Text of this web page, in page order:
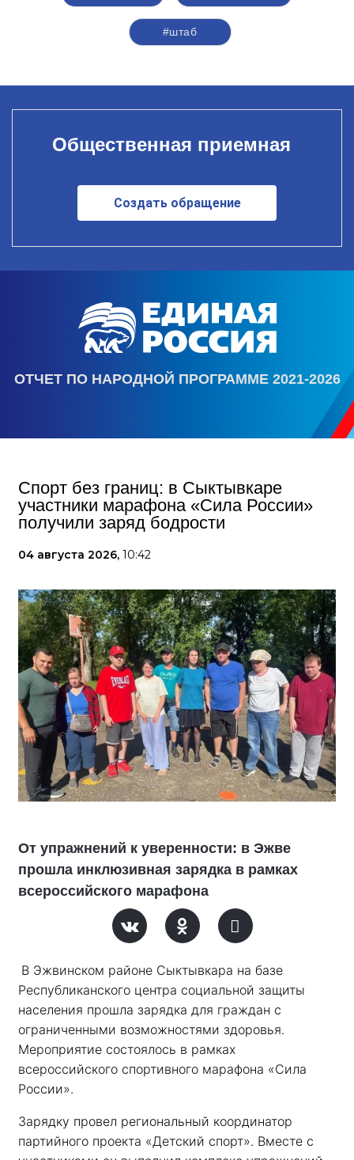
#штаб
Общественная приемная
Создать обращение
ОТЧЕТ ПО НАРОДНОЙ ПРОГРАММЕ 2021-2026
Спорт без границ: в Сыктывкаре
участники марафона «Сила России»
получили заряд бодрости
04 августа 2026, 10:42
От упражнений к уверенности: в Эжве
прошла инклюзивная зарядка в рамках
всероссийского марафона
В Эжвинском районе Сыктывкара на базе
Республиканского центра социальной защиты
населения прошла зарядка для граждан с
ограниченными возможностями здоровья.
Мероприятие состоялось в рамках
всероссийского спортивного марафона «Сила
России».
Зарядку провел региональный координатор
партийного проекта «Детский спорт». Вместе с